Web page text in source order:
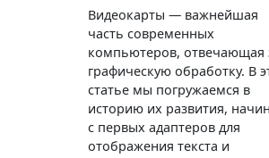
Видеокарты — важнейшая
часть современных
компьютеров, отвечающая
графическую обработку. В
статье мы погружаемся в
историю их развития,
с первых адаптеров для
отображения текста и